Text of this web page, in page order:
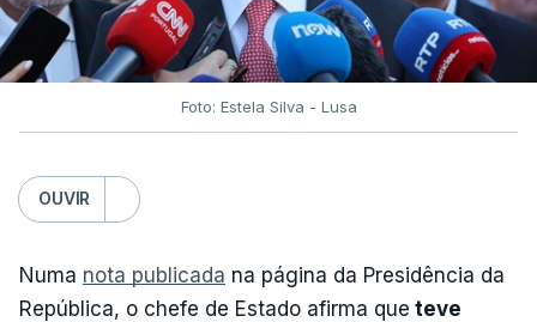
Foto: Estela Silva - Lusa
OUVIR
Numa nota publicada na página da Presidência da
República, o chefe de Estado afirma que teve